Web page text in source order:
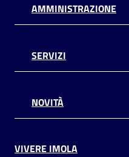
AMMINISTRAZIONE
SERVIZI
NOVITÀ
VIVERE IMOLA